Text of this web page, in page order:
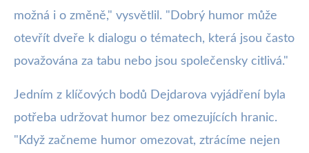
možná i o změně," vysvětlil. "Dobrý humor může
otevřít dveře k dialogu o tématech, která jsou často
považována za tabu nebo jsou společensky citlivá."
Jedním z klíčových bodů Dejdarova vyjádření byla
potřeba udržovat humor bez omezujících hranic.
"Když začneme humor omezovat, ztrácíme nejen